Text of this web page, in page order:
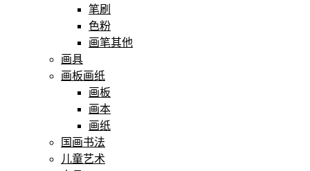
笔刷
色粉
画笔其他
画具
画板画纸
画板
画本
画纸
国画书法
儿童艺术